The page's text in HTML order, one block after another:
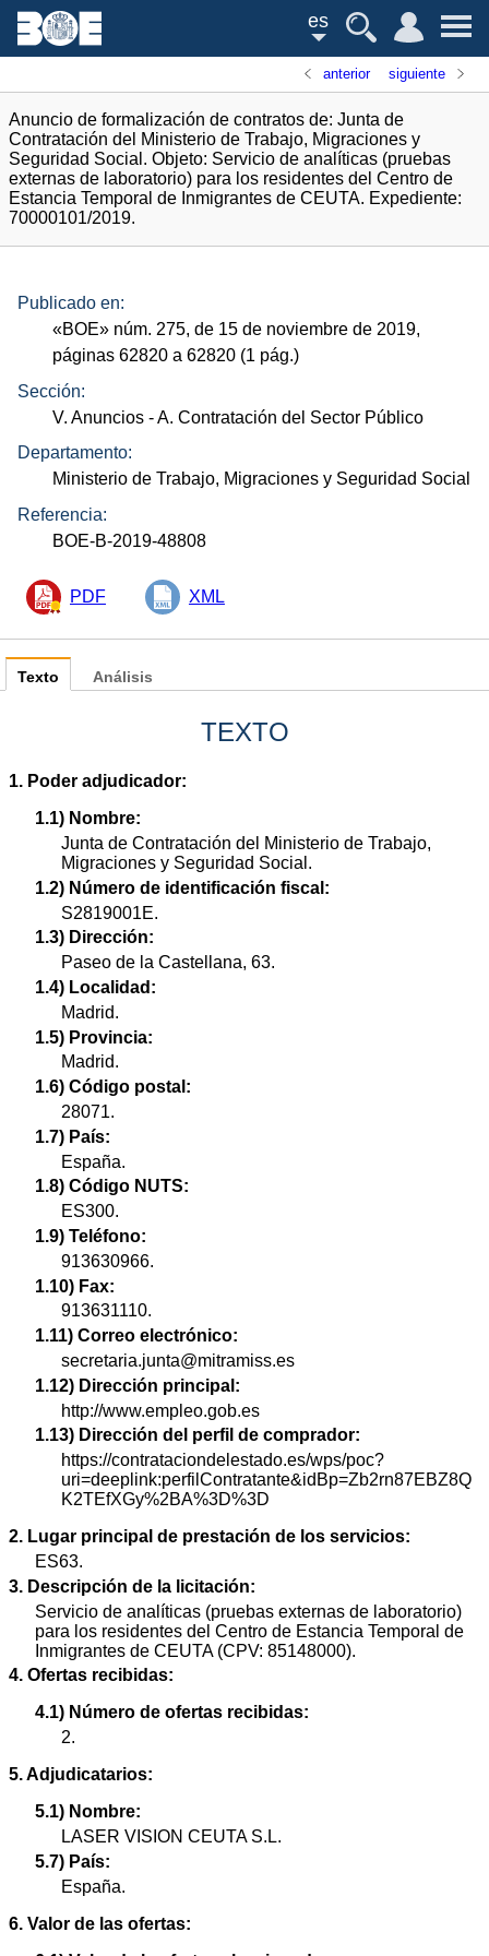
es
anterior siguiente
Anuncio de formalización de contratos de: Junta de
Contratación del Ministerio de Trabajo, Migraciones y
Seguridad Social. Objeto: Servicio de analíticas (pruebas
externas de laboratorio) para los residentes del Centro de
Estancia Temporal de Inmigrantes de CEUTA. Expediente:
70000101/2019.
Publicado en:
«BOE» núm. 275, de 15 de noviembre de 2019,
páginas 62820 a 62820 (1 pág.)
Sección:
V. Anuncios - A. Contratación del Sector Público
Departamento:
Ministerio de Trabajo, Migraciones y Seguridad Social
Referencia:
BOE-B-2019-48808
PDF XML
Texto
TEXTO
1. Poder adjudicador:
1.1) Nombre:
Junta de Contratación del Ministerio de Trabajo,
Migraciones y Seguridad Social.
1.2) Número de identificación fiscal:
S2819001E.
1.3) Dirección:
Paseo de la Castellana, 63.
1.4) Localidad:
Madrid.
1.5) Provincia:
Madrid.
1.6) Código postal:
28071.
1.7) País:
España.
1.8) Código NUTS:
ES300.
1.9) Teléfono:
913630966.
1.10) Fax:
913631110.
1.11) Correo electrónico:
secretaria.junta@mitramiss.es
1.12) Dirección principal:
http://www.empleo.gob.es
1.13) Dirección del perfil de comprador:
https://contrataciondelestado.es/wps/poc?
uri=deeplink:perfilContratante&idBp=Zb2rn87EBZ8Q
K2TEfXGy%2BA%3D%3D
2. Lugar principal de prestación de los servicios:
ES63.
3. Descripción de la licitación:
Servicio de analíticas (pruebas externas de laboratorio)
para los residentes del Centro de Estancia Temporal de
Inmigrantes de CEUTA (CPV: 85148000).
4. Ofertas recibidas:
4.1) Número de ofertas recibidas:
2.
5. Adjudicatarios:
5.1) Nombre:
LASER VISION CEUTA S.L.
5.7) País:
España.
6. Valor de las ofertas:
Análisis